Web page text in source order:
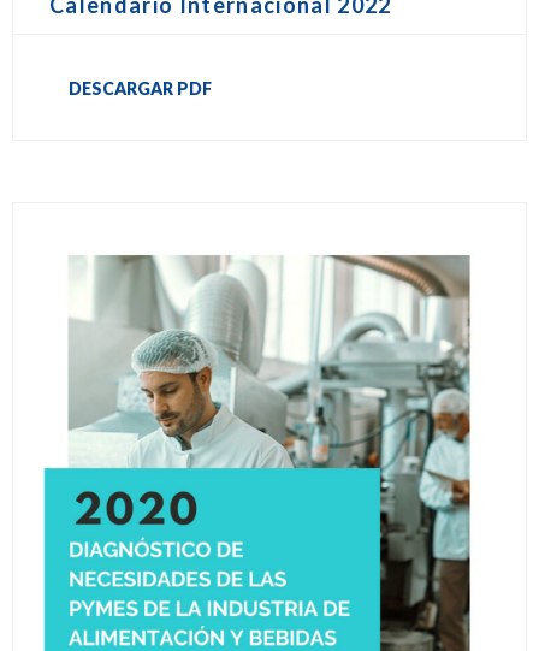
Calendario Internacional 2022
DESCARGAR PDF